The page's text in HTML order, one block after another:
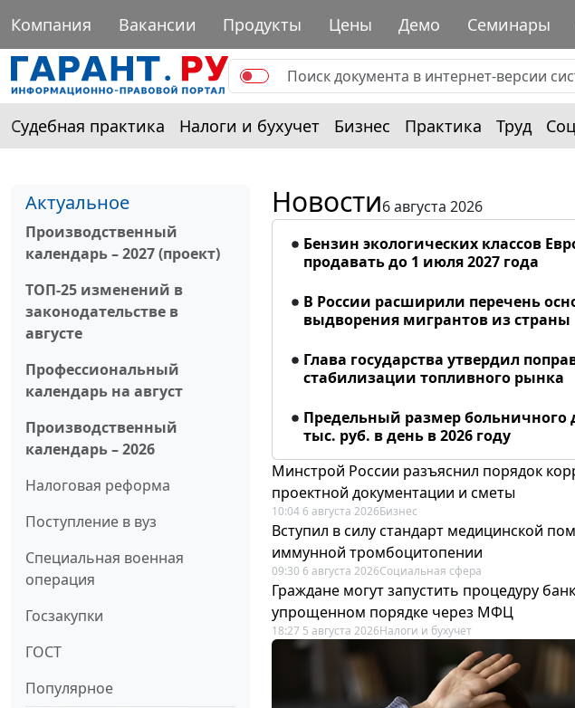
Компания Вакансии Продукты Цены Демо Семинары
Судебная практика Налоги и бухучет Бизнес Практика Труд
Актуальное
Производственный
календарь – 2027 (проект)
ТОП-25 изменений в
законодательстве в
августе
Профессиональный
календарь на август
Производственный
календарь – 2026
Налоговая реформа
Поступление в вуз
Специальная военная
операция
Госзакупки
ГОСТ
Популярное
Новости6 августа 2026
Бензин экологических классов
продавать до 1 июля 2027 года
В России расширили перечень
выдворения мигрантов из страны
Глава государства утвердил
стабилизации топливного рынка
Предельный размер больничного
тыс. руб. в день в 2026 году
Минстрой России разъяснил порядок
проектной документации и сметы
10:04 6 августа 2026Бизнес
Вступил в силу стандарт медицинской
иммунной тромбоцитопении
09:30 6 августа 2026Социальная сфера
Граждане могут запустить процедуру
упрощенном порядке через МФЦ
18:27 5 августа 2026Налоги и бухучет